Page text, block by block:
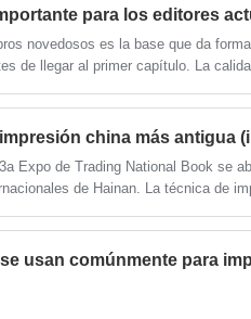
gsm, impresión a todo color
de laminación mate
PC
novedosos es la base que da
de llegar al primer capítulo. La
Para los editores, autores y
solo muestre la narrativa sino que
Expo de Trading National Book se
de Hainan. La técnica de
ciudadanos imprimieron
que South Mountain, no Pine Old"
usan comúnmente para